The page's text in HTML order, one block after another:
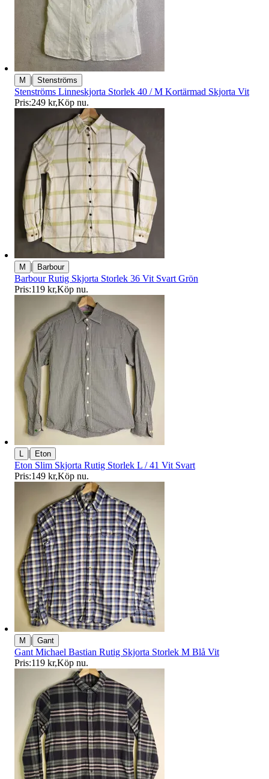
M | Stenströms
Stenströms Linneskjorta Storlek 40 / M Kortärmad Skjorta Vit
Pris:249 kr,Köp nu.
M | Barbour
Barbour Rutig Skjorta Storlek 36 Vit Svart Grön
Pris:119 kr,Köp nu.
L | Eton
Eton Slim Skjorta Rutig Storlek L / 41 Vit Svart
Pris:149 kr,Köp nu.
M | Gant
Gant Michael Bastian Rutig Skjorta Storlek M Blå Vit
Pris:119 kr,Köp nu.